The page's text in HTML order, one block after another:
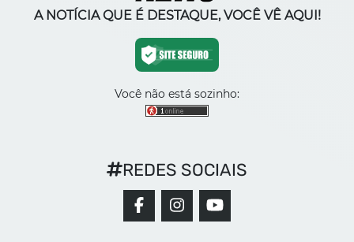
A NOTÍCIA QUE É DESTAQUE, VOCÊ VÊ AQUI!
Você não está sozinho:
REDES SOCIAIS